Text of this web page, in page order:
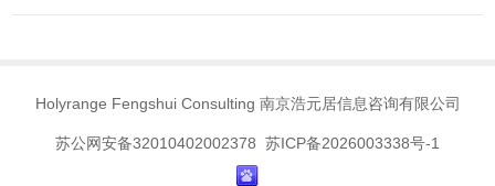
Holyrange Fengshui Consulting 南京浩元居信息咨询有限公司
苏公网安备32010402002378 苏ICP备2026003338号-1